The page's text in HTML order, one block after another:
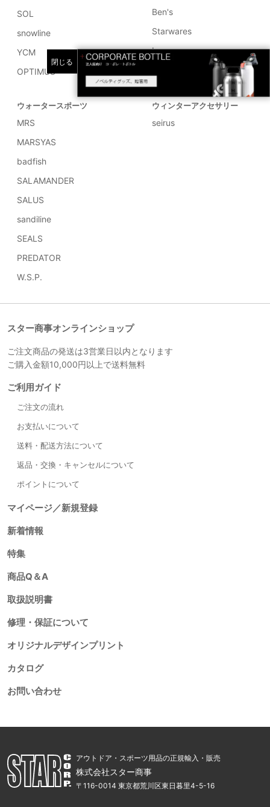
閉じる
スター商事オンラインショップ
ご注文商品の発送は3営業日以内となります
ご購入金額10,000円以上で送料無料
ご利用ガイド
ご注文の流れ
お支払いについて
送料・配送方法について
返品・交換・キャンセルについて
ポイントについて
マイページ／新規登録
新着情報
特集
商品Q＆A
取扱説明書
修理・保証について
オリジナルデザインプリント
カタログ
お問い合わせ
SOL
snowline
YCM
OPTIMUS
Ben's
Starwares
Lunax
ウォータースポーツ
MRS
MARSYAS
badfish
SALAMANDER
SALUS
sandiline
SEALS
PREDATOR
W.S.P.
ウィンターアクセサリー
seirus
アウトドア・スポーツ用品の正規輸入・販売
株式会社スター商事
〒116-0014 東京都荒川区東日暮里4-5-16